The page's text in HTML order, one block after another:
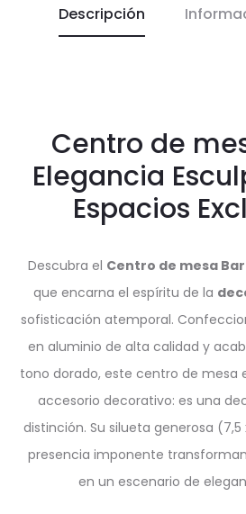
Descripción
Centro de
Elegancia
Espacios
Descubra el Centro de mesa
que encarna el espíritu de la
sofisticación atemporal.
en aluminio de alta calidad y
tono dorado, este centro de mesa
accesorio decorativo: es una
distinción. Su silueta generosa
presencia imponente
en un escenario de